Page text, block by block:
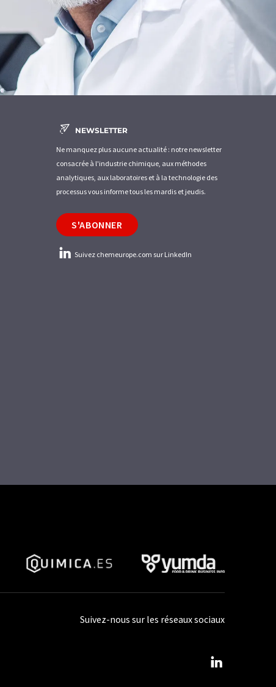
NEWSLETTER
Ne manquez plus aucune actualité : notre newsletter
consacrée à l'industrie chimique, aux méthodes
analytiques, aux laboratoires et à la technologie des
processus vous informe tous les mardis et jeudis.
S'ABONNER
Suivez chemeurope.com sur LinkedIn
Suivez-nous sur les réseaux sociaux